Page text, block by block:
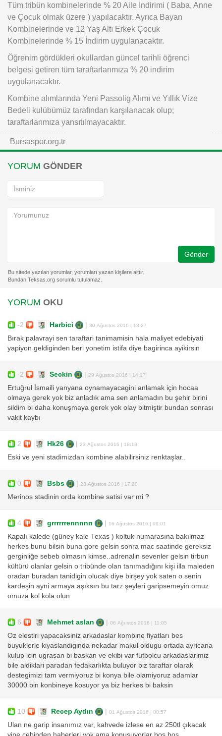
Tüm tribün kombinelerinde % 20 Aile İndirimi ( Baba, Anne
ve Çocuk olmak üzere ) yapılacaktır. Ayrıca Bayan
Kombinelerinde ve 12 Yaş Altı Erkek Çocuk
Kombinelerinde % 15 İndirim uygulanacaktır.
Öğrenim gördükleri okullardan güncel tarihli öğrenci
belgesi getiren tüm taraftarlarımıza % 20 indirim
uygulanacaktır.
Kombine alımlarında Yeni Passolig Alımı ve Yıllık Vize
Bedeli kulübümüz tarafından karşılanacak olup;
taraftarlarımıza yansıtılmayacaktır.
Bursaspor.org.tr
YORUM GÖNDER
Gönder
YORUM OKU
-2 Harbici 30 Ağustos 2016 | 13:27
Bırak palavrayi sen taraftari tanimamisin hala maliyet edebiyati
yapiyon geldiginden beri yonetim istifa diye bagirinca ayikirsin
-2 Seckin 29 Ağustos 2016 | 14:17
Ertuğrul İsmaili yanyana oynamayacagini anlamak için hocaa
olmaya gerek yok biz anladık ama sen anlamadın bu şehir birini
sildim bi daha konuşmaya gerek yok olay bitmiştir bundan sonrası
vakit kaybı
2 Hk26 23 Ağustos 2016 | 18:18
Eski ve yeni stadimizdan kombine alabilirsiniz renktaşlar..
0 Bsbs 23 Ağustos 2016 | 17:20
Merinos stadinin orda kombine satisi var mi ?
4 grrrrrrennnnn 16 Ağustos 2016 | 09:01
Kapalı kalede (güney kale Texas ) koltuk numarasına bakılmaz
herkes bunu bilsin buna gore gelsin sonra mac saatinde gereksiz
gerginliğe sebeb olmasın kimse..adrenalin sevenler gelsin tirbun
kültürü olanlar gelsin o tribünde olan tanımadığını kişi illa maleden
oradan buradan tanidigin olucak diye birşey yok saten o senin
kardeşin ayni armaya aşıksın bu tarz şeyleri garipsemeyin omuz
omuza kol kola olun
6 Mehmet aslan 06 Ağustos 2016 | 11:05
Oz elestiri yapacaksiniz arkadaslar kombine fiyatları bes
buyuklerle kiyaslandiginda nekadar makul oldugu ortada ayricana
kulup icin ugrasan bi baskan ve ekibi var futbolcu arkadaslarimiz
bile aldiklari paradan fedakarlıkta buluyor biz taraftar olarak
destegimizi tam vermiyoruz bi konya bile olamiyoruz adamlar
30000 bin konbineye kosuyor ya biz herkes bi baksin
10 Recep Aydın 01 Ağustos 2016 | 00:57
Ulan ne garip insanımız var, kahvede izlese en az 250tl çıkacak